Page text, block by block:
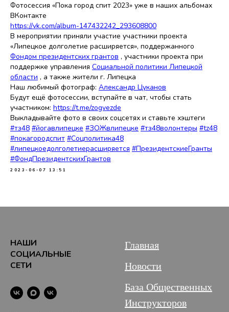
Фотосессия «Пока город спит 2023» уже в наших альбомах
ВКонтакте
https://vk.com/album-147432242_293608800
В мероприятии приняли участие участники проекта
«Липецкое долголетие расширяется», поддержанного
Фондом президентских грантов , участники проекта при
поддержке управления Социальной политики Липецкой
области , а также жители г. Липецка
Наш любимый фотограф: Александр Цуканов
Будут ещё фотосессии, вступайте в чат, чтобы стать
участником: https://t.me/zogvezde
Выкладывайте фото в своих соцсетях и ставьте хэштеги
#тз48 #йогавлипецке #ЗОЖвлипецке #тз48волонтеры #tz48
#покагородспит #Соцполитика48
#липецкоедолголетиерасширяется #ПрезидентскиеГранты
#ФондПрезидентскихГрантов
2023-06-07 13:51
НАШИ
СОЦИАЛЬНЫЕ
СЕТИ
Главная
Новости
База Общественных
Инструкторов